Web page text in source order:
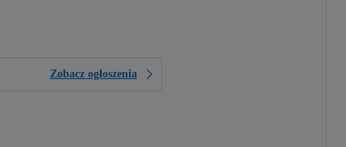
Zobacz ogłoszenia